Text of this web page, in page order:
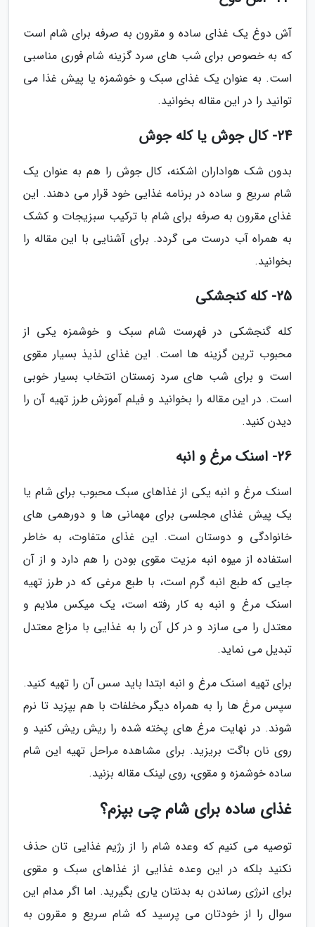
آش دوغ یک غذای ساده و مقرون به صرفه برای شام است
که به خصوص برای شب های سرد گزینه شام فوری مناسبی
است. به عنوان یک غذای سبک و خوشمزه یا پیش غذا می
توانید را در این مقاله بخوانید.
24- کال جوش یا کله جوش
بدون شک هواداران اشکنه، کال جوش را هم به عنوان یک
شام سریع و ساده در برنامه غذایی خود قرار می دهند. این
غذای مقرون به صرفه برای شام با ترکیب سبزیجات و کشک
به همراه آب درست می گردد. برای آشنایی با این مقاله را
بخوانید.
25- کله کنجشکی
کله گنجشکی در فهرست شام سبک و خوشمزه یکی از
محبوب ترین گزینه ها است. این غذای لذیذ بسیار مقوی
است و برای شب های سرد زمستان انتخاب بسیار خوبی
است. در این مقاله را بخوانید و فیلم آموزش طرز تهیه آن را
دیدن کنید.
26- اسنک مرغ و انبه
اسنک مرغ و انبه یکی از غذاهای سبک محبوب برای شام یا
یک پیش غذای مجلسی برای مهمانی ها و دورهمی های
خانوادگی و دوستان است. این غذای متفاوت، به خاطر
استفاده از میوه انبه مزیت مقوی بودن را هم دارد و از آن
جایی که طبع انبه گرم است، با طبع مرغی که در طرز تهیه
اسنک مرغ و انبه به کار رفته است، یک میکس ملایم و
معتدل را می سازد و در کل آن را به غذایی با مزاج معتدل
تبدیل می نماید.
برای تهیه اسنک مرغ و انبه ابتدا باید سس آن را تهیه کنید.
سپس مرغ ها را به همراه دیگر مخلفات با هم بپزید تا نرم
شوند. در نهایت مرغ های پخته شده را ریش ریش کنید و
روی نان باگت بریزید. برای مشاهده مراحل تهیه این شام
ساده خوشمزه و مقوی، روی لینک مقاله بزنید.
غذای ساده برای شام چی بپزم؟
توصیه می کنیم که وعده شام را از رژیم غذایی تان حذف
نکنید بلکه در این وعده غذایی از غذاهای سبک و مقوی
برای انرژی رساندن به بدنتان یاری بگیرید. اما اگر مدام این
سوال را از خودتان می پرسید که شام سریع و مقرون به